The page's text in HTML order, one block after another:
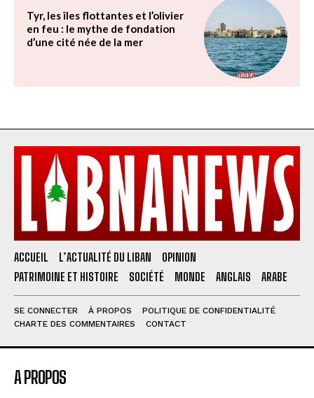
Tyr, les îles flottantes et l’olivier
en feu : le mythe de fondation
d’une cité née de la mer
ACCUEIL L’ACTUALITÉ DU LIBAN
OPINION
PATRIMOINE ET HISTOIRE
SOCIÉTÉ MONDE ANGLAIS ARABE
SE CONNECTER À PROPOS
POLITIQUE DE CONFIDENTIALITÉ
CHARTE DES COMMENTAIRES
CONTACT
A PROPOS